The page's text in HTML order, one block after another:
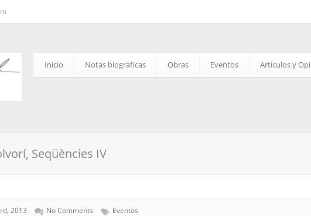
Inicio Notas biográficas Obras Eventos Artículos y
Seqüències IV
2013 No Comments Eventos